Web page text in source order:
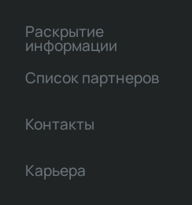
Раскрытие
информации
Список партнеров
Контакты
Карьера